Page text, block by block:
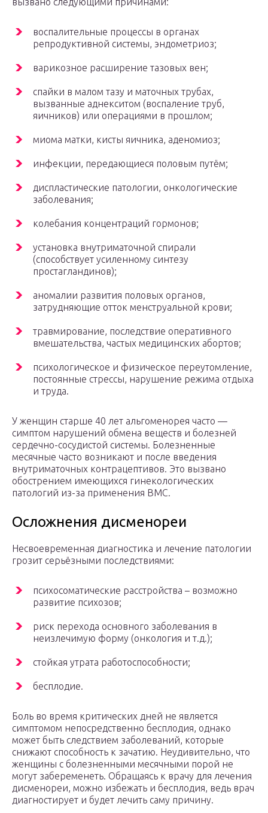
воспалительные процессы в органах
репродуктивной системы, эндометриоз;
варикозное расширение тазовых вен;
спайки в малом тазу и маточных трубах,
вызванные аднекситом (воспаление труб,
яичников) или операциями в прошлом;
миома матки, кисты яичника, аденомиоз;
инфекции, передающиеся половым путём;
диспластические патологии, онкологические
заболевания;
колебания концентраций гормонов;
установка внутриматочной спирали
(способствует усиленному синтезу
простагландинов);
аномалии развития половых органов,
затрудняющие отток менструальной крови;
травмирование, последствие оперативного
вмешательства, частых медицинских абортов;
психологическое и физическое переутомление,
постоянные стрессы, нарушение режима отдыха
и труда.
У женщин старше 40 лет альгоменорея часто —
симптом нарушений обмена веществ и болезней
сердечно-сосудистой системы. Болезненные
месячные часто возникают и после введения
внутриматочных контрацептивов. Это вызвано
обострением имеющихся гинекологических
патологий из-за применения ВМС.
Осложнения дисменореи
Несвоевременная диагностика и лечение патологии
грозит серьёзными последствиями:
психосоматические расстройства – возможно
развитие психозов;
риск перехода основного заболевания в
неизлечимую форму (онкология и т.д.);
стойкая утрата работоспособности;
бесплодие.
Боль во время критических дней не является
симптомом непосредственно бесплодия, однако
может быть следствием заболеваний, которые
снижают способность к зачатию. Неудивительно, что
женщины с болезненными месячными порой не
могут забеременеть. Обращаясь к врачу для лечения
дисменореи, можно избежать и бесплодия, ведь врач
диагностирует и будет лечить саму причину.